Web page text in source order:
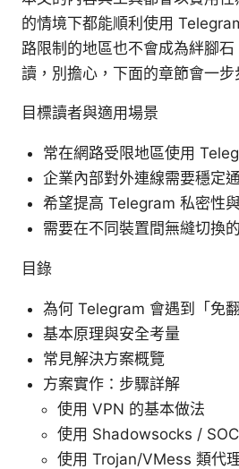
的情境下都能順利使用
路限制的地區也不會成為絆腳
讀，別擔心，下面的章節會一步
目標讀者與適用場景
常在網路受限地區使用
企業內部對外連線需要穩定
希望提高 Telegram 私密性
需要在不同裝置間無縫切換
目錄
為何 Telegram 會遇到「免
基本原理與安全考量
常見解決方案概覽
方案實作：步驟詳解
使用 VPN 的基本做法
使用 Shadowsocks /
使用 Trojan/VMess 類代